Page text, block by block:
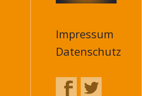
Impressum
Datenschutz